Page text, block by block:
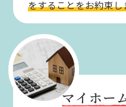
をすることをお約束し
マイホー